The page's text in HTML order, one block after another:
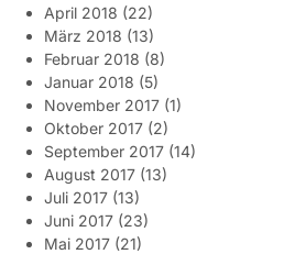
April 2018 (22)
März 2018 (13)
Februar 2018 (8)
Januar 2018 (5)
November 2017 (1)
Oktober 2017 (2)
September 2017 (14)
August 2017 (13)
Juli 2017 (13)
Juni 2017 (23)
Mai 2017 (21)